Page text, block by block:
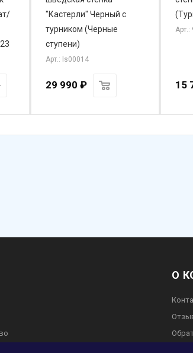
"Кастерли" Черный с
турником (Черные
ступени)
Арт.: ls00014
29 990 ₽
Арт.:
15
О